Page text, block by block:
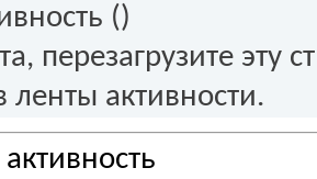
()
перезагрузите эту
ленты активности.